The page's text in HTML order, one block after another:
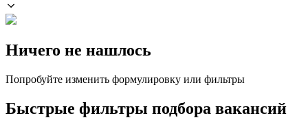
Ничего не нашлось
Попробуйте изменить формулировку или фильтры
Быстрые фильтры подбора вакансий